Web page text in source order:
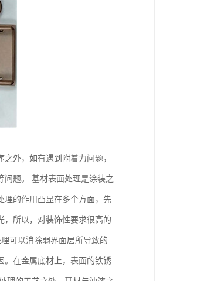
外，如有遇到附着力问题，
题。 基材表面处理是涂装之
理的作用凸显在多个方面，先
，所以，对装饰性要求很高的
可以消除弱界面层所导致的
。在金属底材上，表面的铁锈